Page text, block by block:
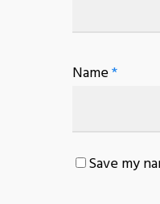
Name*
Save my